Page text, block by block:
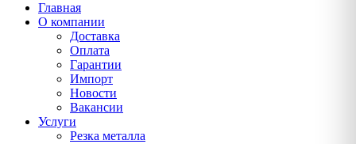
Главная
О компании
Доставка
Оплата
Гарантии
Импорт
Новости
Вакансии
Услуги
Резка металла